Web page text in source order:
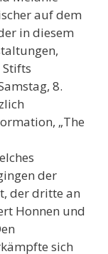
auf dem
in diesem
8.
„The
der
der dritte an
Honnen und
sich